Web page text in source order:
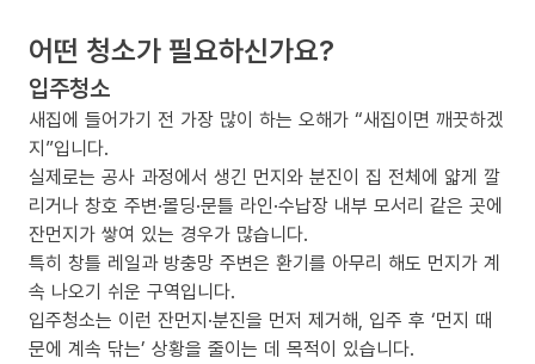
어떤 청소가 필요하신가요?
입주청소
새집에 들어가기 전 가장 많이 하는 오해가 “새집이면 깨끗하겠
지”입니다.
실제로는 공사 과정에서 생긴 먼지와 분진이 집 전체에 얇게 깔
리거나 창호 주변·몰딩·문틀 라인·수납장 내부 모서리 같은 곳에
잔먼지가 쌓여 있는 경우가 많습니다.
특히 창틀 레일과 방충망 주변은 환기를 아무리 해도 먼지가 계
속 나오기 쉬운 구역입니다.
입주청소는 이런 잔먼지·분진을 먼저 제거해, 입주 후 ‘먼지 때
문에 계속 닦는’ 상황을 줄이는 데 목적이 있습니다.